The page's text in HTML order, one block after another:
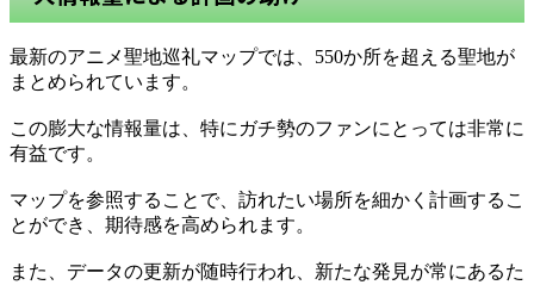
最新のアニメ聖地巡礼マップでは、550か所を超える聖地が
まとめられています。
この膨大な情報量は、特にガチ勢のファンにとっては非常に
有益です。
マップを参照することで、訪れたい場所を細かく計画するこ
とができ、期待感を高められます。
また、データの更新が随時行われ、新たな発見が常にあるた